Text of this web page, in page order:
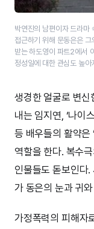
박연진의 남편이자 드라마
접근하기 위해 문동은은 그
받는 하도영이 파트2에서
정성일에 대한 관심도 높
생경한 얼굴로 변
내는 임지연, ‘나이
등 배우들의 활약은
역할을 한다. 복수
인물들도 돋보인다
가 동은의 눈과 귀
가정폭력의 피해자